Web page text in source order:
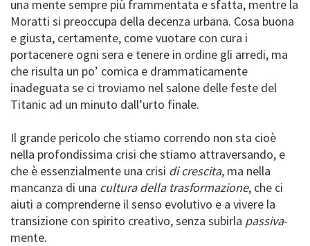
una mente sempre più frammentata e sfatta, mentre la
Moratti si preoccupa della decenza urbana. Cosa buona
e giusta, certamente, come vuotare con cura i
portacenere ogni sera e tenere in ordine gli arredi, ma
che risulta un po’ comica e drammaticamente
inadeguata se ci troviamo nel salone delle feste del
Titanic ad un minuto dall’urto finale.
Il grande pericolo che stiamo correndo non sta cioè
nella profondissima crisi che stiamo attraversando, e
che è essenzialmente una crisi di crescita, ma nella
mancanza di una cultura della trasformazione, che ci
aiuti a comprenderne il senso evolutivo e a vivere la
transizione con spirito creativo, senza subirla passiva-
mente.